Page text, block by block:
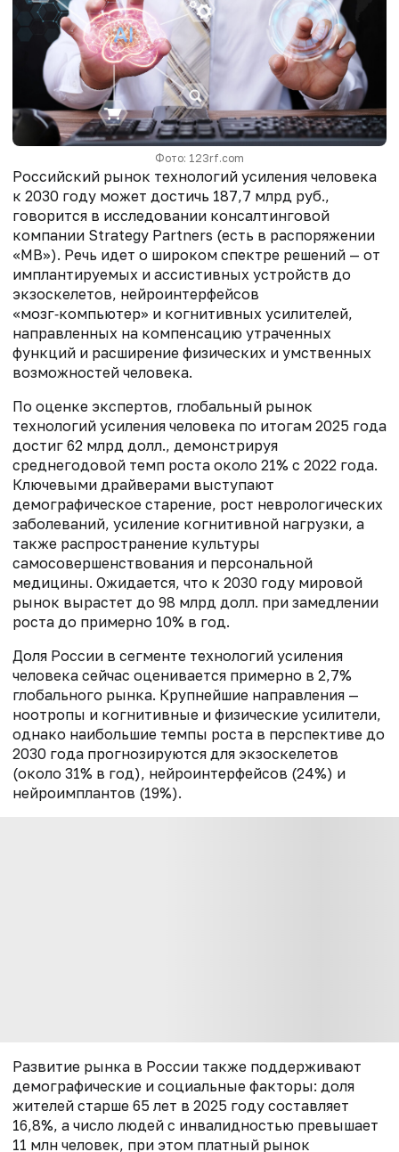
Фото: 123rf.com
Российский рынок технологий усиления человека
к 2030 году может достичь 187,7 млрд руб.,
говорится в исследовании консалтинговой
компании Strategy Partners (есть в распоряжении
«МВ»). Речь идет о широком спектре решений — от
имплантируемых и ассистивных устройств до
экзоскелетов, нейроинтерфейсов
«мозг‑компьютер» и когнитивных усилителей,
направленных на компенсацию утраченных
функций и расширение физических и умственных
возможностей человека.
По оценке экспертов, глобальный рынок
технологий усиления человека по итогам 2025 года
достиг 62 млрд долл., демонстрируя
среднегодовой темп роста около 21% с 2022 года.
Ключевыми драйверами выступают
демографическое старение, рост неврологических
заболеваний, усиление когнитивной нагрузки, а
также распространение культуры
самосовершенствования и персональной
медицины. Ожидается, что к 2030 году мировой
рынок вырастет до 98 млрд долл. при замедлении
роста до примерно 10% в год.
Доля России в сегменте технологий усиления
человека сейчас оценивается примерно в 2,7%
глобального рынка. Крупнейшие направления —
ноотропы и когнитивные и физические усилители,
однако наибольшие темпы роста в перспективе до
2030 года прогнозируются для экзоскелетов
(около 31% в год), нейроинтерфейсов (24%) и
нейроимплантов (19%).
Развитие рынка в России также поддерживают
демографические и социальные факторы: доля
жителей старше 65 лет в 2025 году составляет
16,8%, а число людей с инвалидностью превышает
11 млн человек, при этом платный рынок